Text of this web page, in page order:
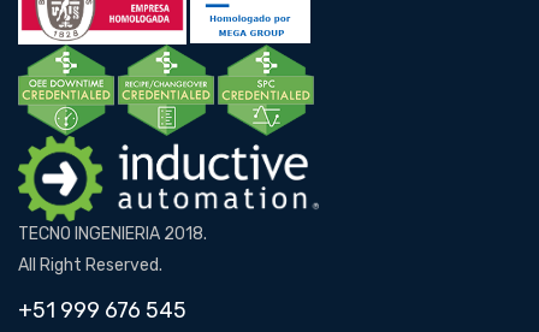
TECNO INGENIERIA 2018.
All Right Reserved.
+51 999 676 545